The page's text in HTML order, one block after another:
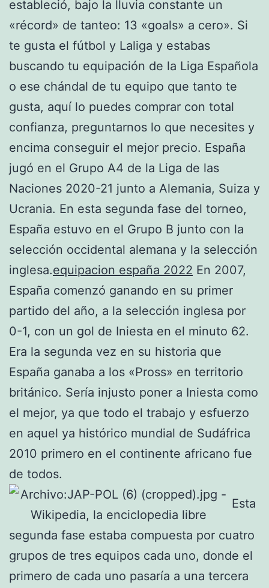
estableció, bajo la lluvia constante un
«récord» de tanteo: 13 «goals» a cero». Si
te gusta el fútbol y Laliga y estabas
buscando tu equipación de la Liga Española
o ese chándal de tu equipo que tanto te
gusta, aquí lo puedes comprar con total
confianza, preguntarnos lo que necesites y
encima conseguir el mejor precio. España
jugó en el Grupo A4 de la Liga de las
Naciones 2020-21 junto a Alemania, Suiza y
Ucrania. En esta segunda fase del torneo,
España estuvo en el Grupo B junto con la
selección occidental alemana y la selección
inglesa.equipacion españa 2022 En 2007,
España comenzó ganando en su primer
partido del año, a la selección inglesa por
0-1, con un gol de Iniesta en el minuto 62.
Era la segunda vez en su historia que
España ganaba a los «Pross» en territorio
británico. Sería injusto poner a Iniesta como
el mejor, ya que todo el trabajo y esfuerzo
en aquel ya histórico mundial de Sudáfrica
2010 primero en el continente africano fue
de todos.
Esta
segunda fase estaba compuesta por cuatro
grupos de tres equipos cada uno, donde el
primero de cada uno pasaría a una tercera